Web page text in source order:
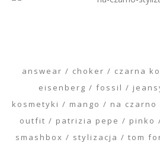
answear choker czarna
eisenberg
fossil
kosmetyki
mango na czarno
outfit
patrizia pepe pinko
smashbox
stylizacja tom